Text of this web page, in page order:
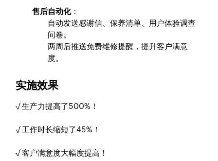
售后自动化：
自动发送感谢信、保养清单、用户体验调查
问卷。
两周后推送免费维修提醒，提升客户满意
度。
实施效果
√ 生产力提高了500%！
√ 工作时长缩短了45%！
√ 客户满意度大幅度提高！